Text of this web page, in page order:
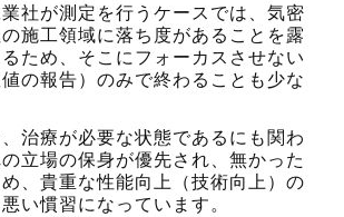
社が測定を行うケースでは、気密
施工領域に落ち度があることを露
ため、そこにフォーカスさせない
の報告）のみで終わることも少な
治療が必要な状態であるにも関わ
立場の保身が優先され、無かった
、貴重な性能向上（技術向上）の
い慣習になっています。